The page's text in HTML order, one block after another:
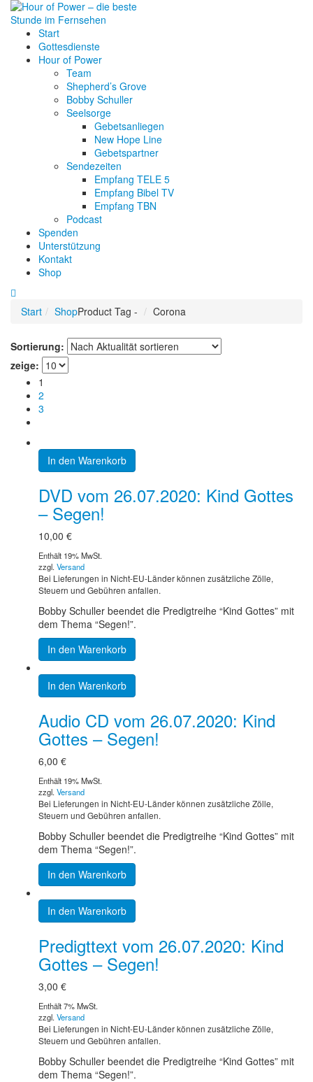
Start
Gottesdienste
Hour of Power
Team
Shepherd’s Grove
Bobby Schuller
Seelsorge
Gebetsanliegen
New Hope Line
Gebetspartner
Sendezeiten
Empfang TELE 5
Empfang Bibel TV
Empfang TBN
Podcast
Spenden
Unterstützung
Kontakt
Shop
Start ShopProduct Tag - Corona
Sortierung:
zeige:
1
2
3
In den Warenkorb
DVD vom 26.07.2020: Kind Gottes
– Segen!
10,00 €
Enthält 19% MwSt.
zzgl. Versand
Bei Lieferungen in Nicht-EU-Länder können zusätzliche Zölle,
Steuern und Gebühren anfallen.
Bobby Schuller beendet die Predigtreihe “Kind Gottes” mit
dem Thema “Segen!”.
In den Warenkorb
In den Warenkorb
Audio CD vom 26.07.2020: Kind
Gottes – Segen!
6,00 €
Enthält 19% MwSt.
zzgl. Versand
Bei Lieferungen in Nicht-EU-Länder können zusätzliche Zölle,
Steuern und Gebühren anfallen.
Bobby Schuller beendet die Predigtreihe “Kind Gottes” mit
dem Thema “Segen!”.
In den Warenkorb
In den Warenkorb
Predigttext vom 26.07.2020: Kind
Gottes – Segen!
3,00 €
Enthält 7% MwSt.
zzgl. Versand
Bei Lieferungen in Nicht-EU-Länder können zusätzliche Zölle,
Steuern und Gebühren anfallen.
Bobby Schuller beendet die Predigtreihe “Kind Gottes” mit
dem Thema “Segen!”.